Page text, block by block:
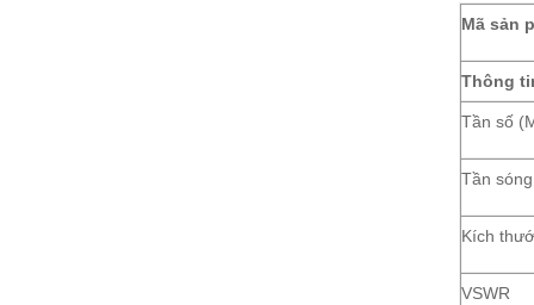
Mã sản
Thông
Tần số
Tần
Kích
VSWR